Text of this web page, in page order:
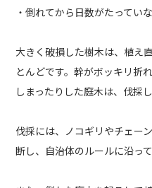
・倒れてから日数がたってい
大きく破損した樹木は、植え
とんどです。幹がボッキリ折
しまったりした庭木は、伐採
伐採には、ノコギリやチェー
断し、自治体のルールに沿っ